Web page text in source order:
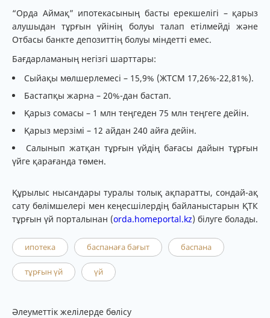
“Орда Аймақ” ипотекасының басты ерекшелігі – қарыз
алушыдан тұрғын үйінің болуы талап етілмейді және
Отбасы банкте депозиттің болуы міндетті емес.
Бағдарламаның негізгі шарттары:
Сыйақы мөлшерлемесі – 15,9% (ЖТСМ 17,26%-22,81%).
Бастапқы жарна – 20%-дан бастап.
Қарыз сомасы – 1 млн теңгеден 75 млн теңгеге дейін.
Қарыз мерзімі – 12 айдан 240 айға дейін.
Салынып жатқан тұрғын үйдің бағасы дайын тұрғын
үйге қарағанда төмен.
Құрылыс нысандары туралы толық ақпаратты, сондай-ақ
сату бөлімшелері мен кеңесшілердің байланыстарын ҚТК
тұрғын үй порталынан (orda.homeportal.kz) білуге болады.
ипотека баспанаға бағыт баспана
тұрғын үй үй
Әлеуметтік желілерде бөлісу